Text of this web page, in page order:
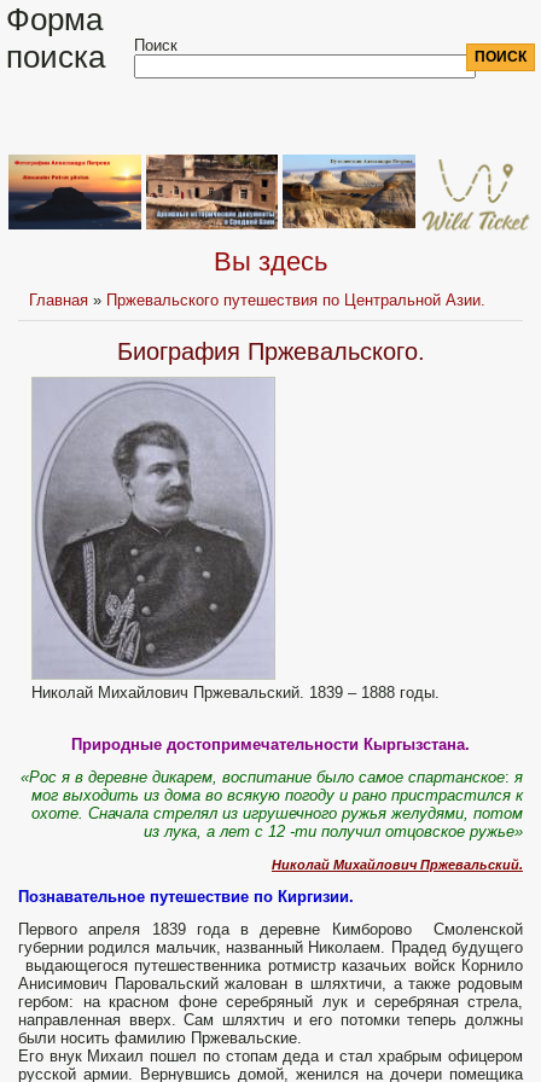
Форма
поиска
Поиск
Вы здесь
Главная » Пржевальского путешествия по Центральной Азии.
Биография Пржевальского.
Николай Михайлович Пржевальский. 1839 – 1888 годы.
Природные достопримечательности Кыргызстана.
«Рос я в деревне дикарем, воспитание было самое спартанское: я
мог выходить из дома во всякую погоду и рано пристрастился к
охоте. Сначала стрелял из игрушечного ружья желудями, потом
из лука, а лет с 12 -ти получил отцовское ружье»
Николай Михайлович Пржевальский.
Познавательное путешествие по Киргизии.
Первого апреля 1839 года в деревне Кимборово Смоленской
губернии родился мальчик, названный Николаем. Прадед будущего
выдающегося путешественника ротмистр казачьих войск Корнило
Анисимович Паровальский жалован в шляхтичи, а также родовым
гербом: на красном фоне серебряный лук и серебряная стрела,
направленная вверх. Сам шляхтич и его потомки теперь должны
были носить фамилию Пржевальские.
Его внук Михаил пошел по стопам деда и стал храбрым офицером
русской армии. Вернувшись домой, женился на дочери помещика